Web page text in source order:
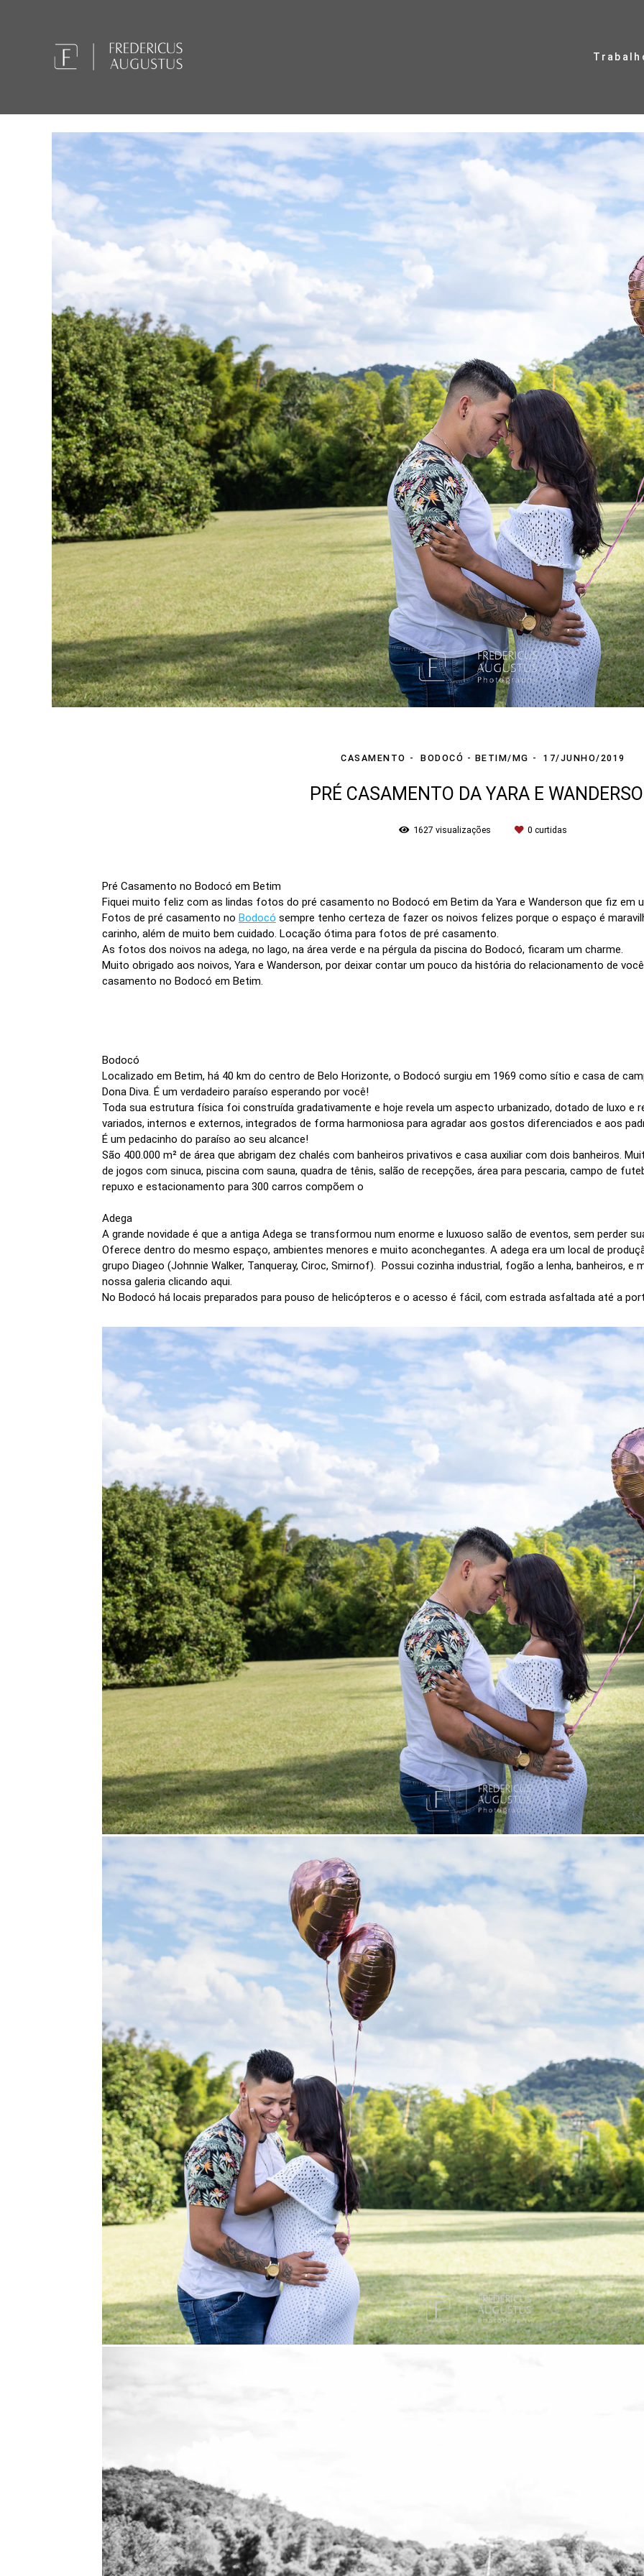
CASAMENTO BODOCÓ - BETIM/MG 17/JUNHO/2019
PRÉ CASAMENTO DA YARA E
1627 visualizações 0 curtidas
Pré Casamento no Bodocó em Betim
Fiquei muito feliz com as lindas fotos do pré casamento no Bodocó em Betim da Yara e Wanderson que fiz em
Fotos de pré casamento no Bodocó sempre tenho certeza de fazer os noivos felizes porque o espaço é
carinho, além de muito bem cuidado. Locação ótima para fotos de pré casamento.
As fotos dos noivos na adega, no lago, na área verde e na pérgula da piscina do Bodocó, ficaram um charme.
Muito obrigado aos noivos, Yara e Wanderson, por deixar contar um pouco da história do relacionamento de
casamento no Bodocó em Betim.
Bodocó
Localizado em Betim, há 40 km do centro de Belo Horizonte, o Bodocó surgiu em 1969 como sítio e casa de
Dona Diva. É um verdadeiro paraíso esperando por você!
Toda sua estrutura física foi construída gradativamente e hoje revela um aspecto urbanizado, dotado de luxo e
variados, internos e externos, integrados de forma harmoniosa para agradar aos gostos diferenciados e aos
É um pedacinho do paraíso ao seu alcance!
São 400.000 m² de área que abrigam dez chalés com banheiros privativos e casa auxiliar com dois banheiros.
de jogos com sinuca, piscina com sauna, quadra de tênis, salão de recepções, área para pescaria, campo de
repuxo e estacionamento para 300 carros compõem o
Adega
A grande novidade é que a antiga Adega se transformou num enorme e luxuoso salão de eventos, sem perder
Oferece dentro do mesmo espaço, ambientes menores e muito aconchegantes. A adega era um local de
grupo Diageo (Johnnie Walker, Tanqueray, Ciroc, Smirnof). Possui cozinha industrial, fogão a lenha, banheiros, e
nossa galeria clicando aqui.
No Bodocó há locais preparados para pouso de helicópteros e o acesso é fácil, com estrada asfaltada até a